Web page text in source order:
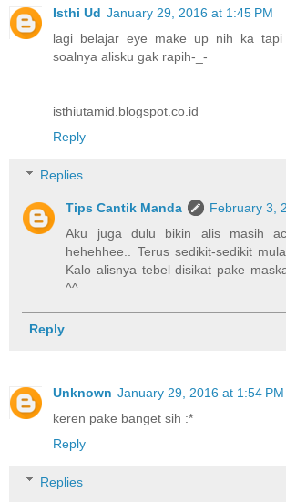
Isthi Ud January 29, 2016 at 1:45 PM
lagi belajar eye make up nih ka tapi
soalnya alisku gak rapih-_-
isthiutamid.blogspot.co.id
Reply
Replies
Tips Cantik Manda
February 3,
Aku juga dulu bikin alis masih
hehehhee.. Terus sedikit-sedikit
Kalo alisnya tebel disikat pake
^^
Reply
Unknown January 29, 2016 at 1:54 PM
keren pake banget sih :*
Reply
Replies